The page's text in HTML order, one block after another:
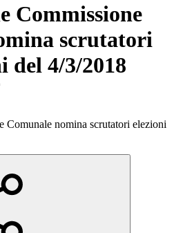
Commissione
scrutatori
del 4/3/2018
Comunale nomina scrutatori elezioni